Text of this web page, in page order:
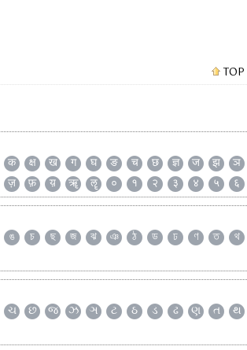
TOP
क क्ष ख ग घ ङ च छ ज्ञ ज झ ञ
ज़ फ़ य़ ॠ ॡ ० १ २ ३ ४ ५ ६
ঙ চ ছ জ ঝ ঞ ঠ ড ঢ ণ ত থ
ચ છ જ ઝ ઞ ટ ઠ ડ ઢ ણ ત થ